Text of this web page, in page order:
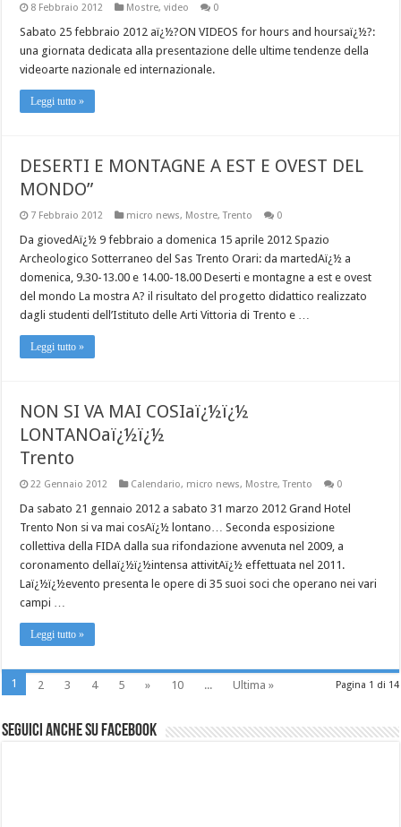
8 Febbraio 2012 Mostre,video 0
Sabato 25 febbraio 2012 aï¿½?ON VIDEOS for hours and hoursaï¿½?:
una giornata dedicata alla presentazione delle ultime tendenze della
videoarte nazionale ed internazionale.
Leggi tutto »
DESERTI E MONTAGNE A EST E OVEST DEL
MONDO”
7 Febbraio 2012 micro news, Mostre,Trento 0
Da giovedAï¿½ 9 febbraio a domenica 15 aprile 2012 Spazio
Archeologico Sotterraneo del Sas Trento Orari: da martedAï¿½ a
domenica, 9.30-13.00 e 14.00-18.00 Deserti e montagne a est e ovest
del mondo La mostra A? il risultato del progetto didattico realizzato
dagli studenti dell’Istituto delle Arti Vittoria di Trento e …
Leggi tutto »
NON SI VA MAI COSIaï¿½ï¿½
LONTANOaï¿½ï¿½
Trento
22 Gennaio 2012 Calendario, micro news, Mostre,Trento 0
Da sabato 21 gennaio 2012 a sabato 31 marzo 2012 Grand Hotel
Trento Non si va mai cosAï¿½ lontano… Seconda esposizione
collettiva della FIDA dalla sua rifondazione avvenuta nel 2009, a
coronamento dellaï¿½ï¿½intensa attivitAï¿½ effettuata nel 2011.
Laï¿½ï¿½evento presenta le opere di 35 suoi soci che operano nei vari
campi …
Leggi tutto »
Pagina 1 di 14
1 2 3 4 5 » 10 ... Ultima »
Seguici anche su Facebook